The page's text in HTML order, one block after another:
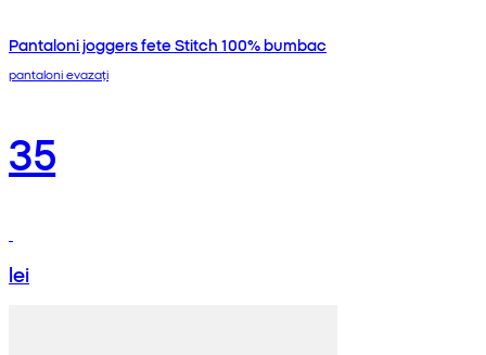
Pantaloni joggers fete Stitch 100% bumbac
pantaloni evazați
35
lei